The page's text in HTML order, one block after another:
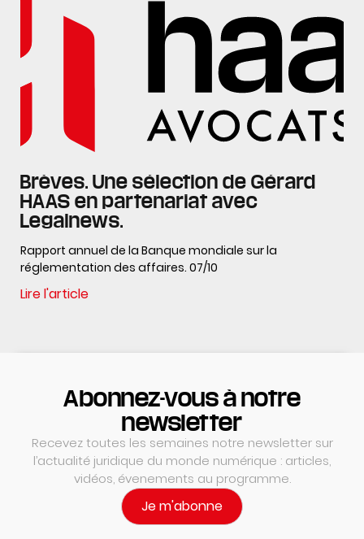
Brèves. Une sélection de Gérard
HAAS en partenariat avec
Legalnews.
Rapport annuel de la Banque mondiale sur la
réglementation des affaires. 07/10
Lire l'article
Abonnez-vous à notre
newsletter
Recevez toutes les semaines notre newsletter sur
l’actualité juridique du monde numérique : articles,
vidéos, évenements au programme.
Je m'abonne